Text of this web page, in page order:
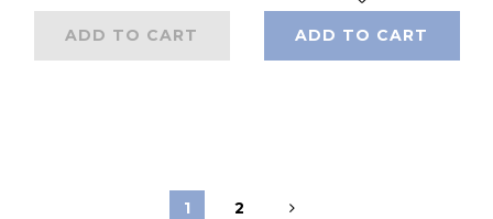
ADD TO CART ADD TO CART
1 2